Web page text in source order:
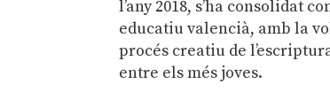
l’any 2018, s’ha consolidat
educatiu valencià, amb la
procés creatiu de
entre els més joves.